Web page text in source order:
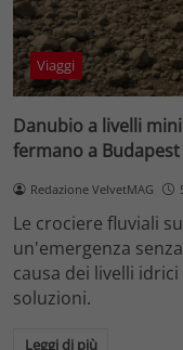
Viaggi
Danubio a livelli
fermano a Budapest
Redazione VelvetMAG
Le crociere fluviali
un'emergenza
causa dei livelli
soluzioni.
Leggi di più